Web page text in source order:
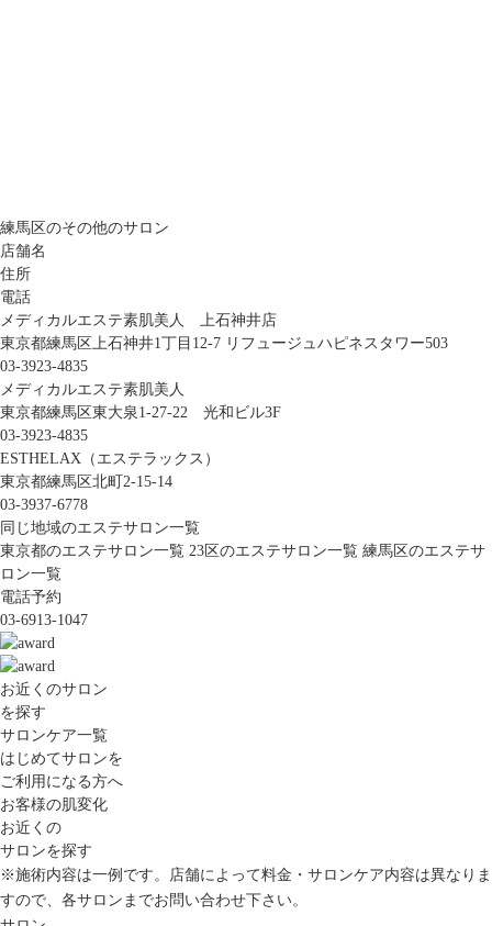
練馬区のその他のサロン
店舗名
住所
電話
メディカルエステ素肌美人 上石神井店
東京都練馬区上石神井1丁目12-7 リフュージュハピネスタワー503
03-3923-4835
メディカルエステ素肌美人
東京都練馬区東大泉1-27-22 光和ビル3F
03-3923-4835
ESTHELAX（エステラックス）
東京都練馬区北町2-15-14
03-3937-6778
同じ地域のエステサロン一覧
東京都のエステサロン一覧 23区のエステサロン一覧 練馬区のエステサ
ロン一覧
電話予約
03-6913-1047
お近くのサロン
を探す
サロンケア一覧
はじめてサロンを
ご利用になる方へ
お客様の肌変化
お近くの
サロンを探す
※施術内容は一例です。店舗によって料金・サロンケア内容は異なりま
すので、各サロンまでお問い合わせ下さい。